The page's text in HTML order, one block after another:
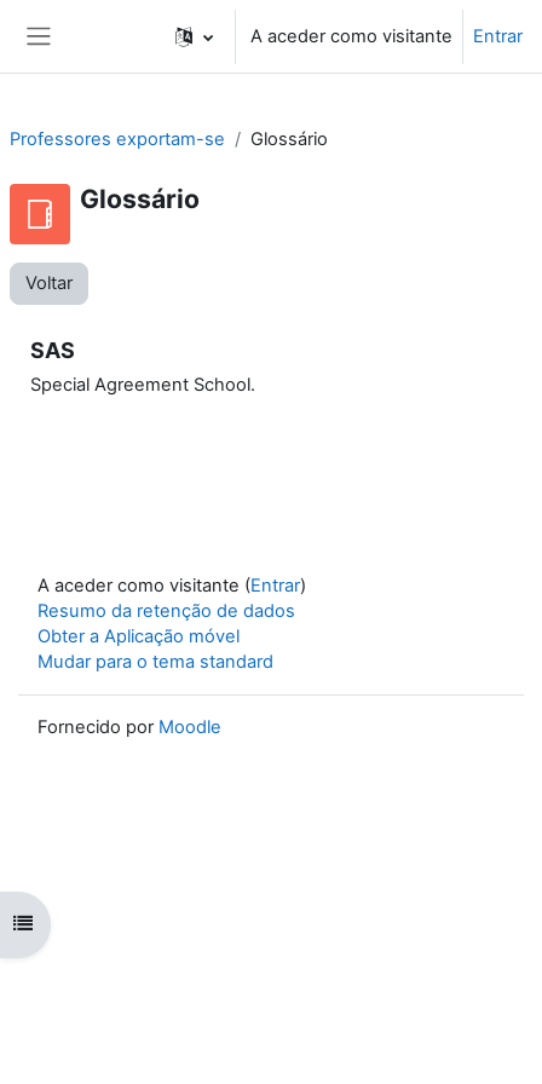
A aceder como visitante Entrar
Abrir índice da disciplina
Professores exportam-se Glossário
Glossário
Voltar
SAS
Special Agreement School.
A aceder como visitante (Entrar)
Resumo da retenção de dados
Obter a Aplicação móvel
Mudar para o tema standard
Fornecido por Moodle